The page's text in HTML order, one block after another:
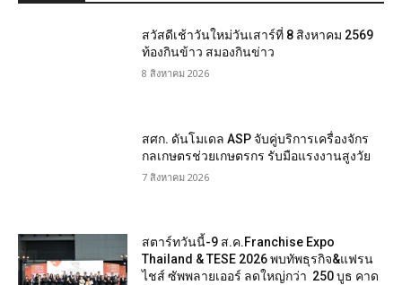
สวัสดีเช้าวันใหม่วันเสาร์ที่ 8 สิงหาคม 2569
ท้องกินข้าว สมองกินข่าว
8 สิงหาคม 2026
สศก. ดันโมเดล ASP จับคู่บริการเครื่องจักร
กลเกษตรช่วยเกษตรกร รับมือแรงงานสูงวัย
7 สิงหาคม 2026
สตาร์ทวันนี้-9 ส.ค.Franchise Expo
Thailand & TESE 2026 พบทัพธุรกิจ&แฟรน
ไชส์ ซัพพลายเออร์ ลดใหญ่กว่า 250 บูธ คาด